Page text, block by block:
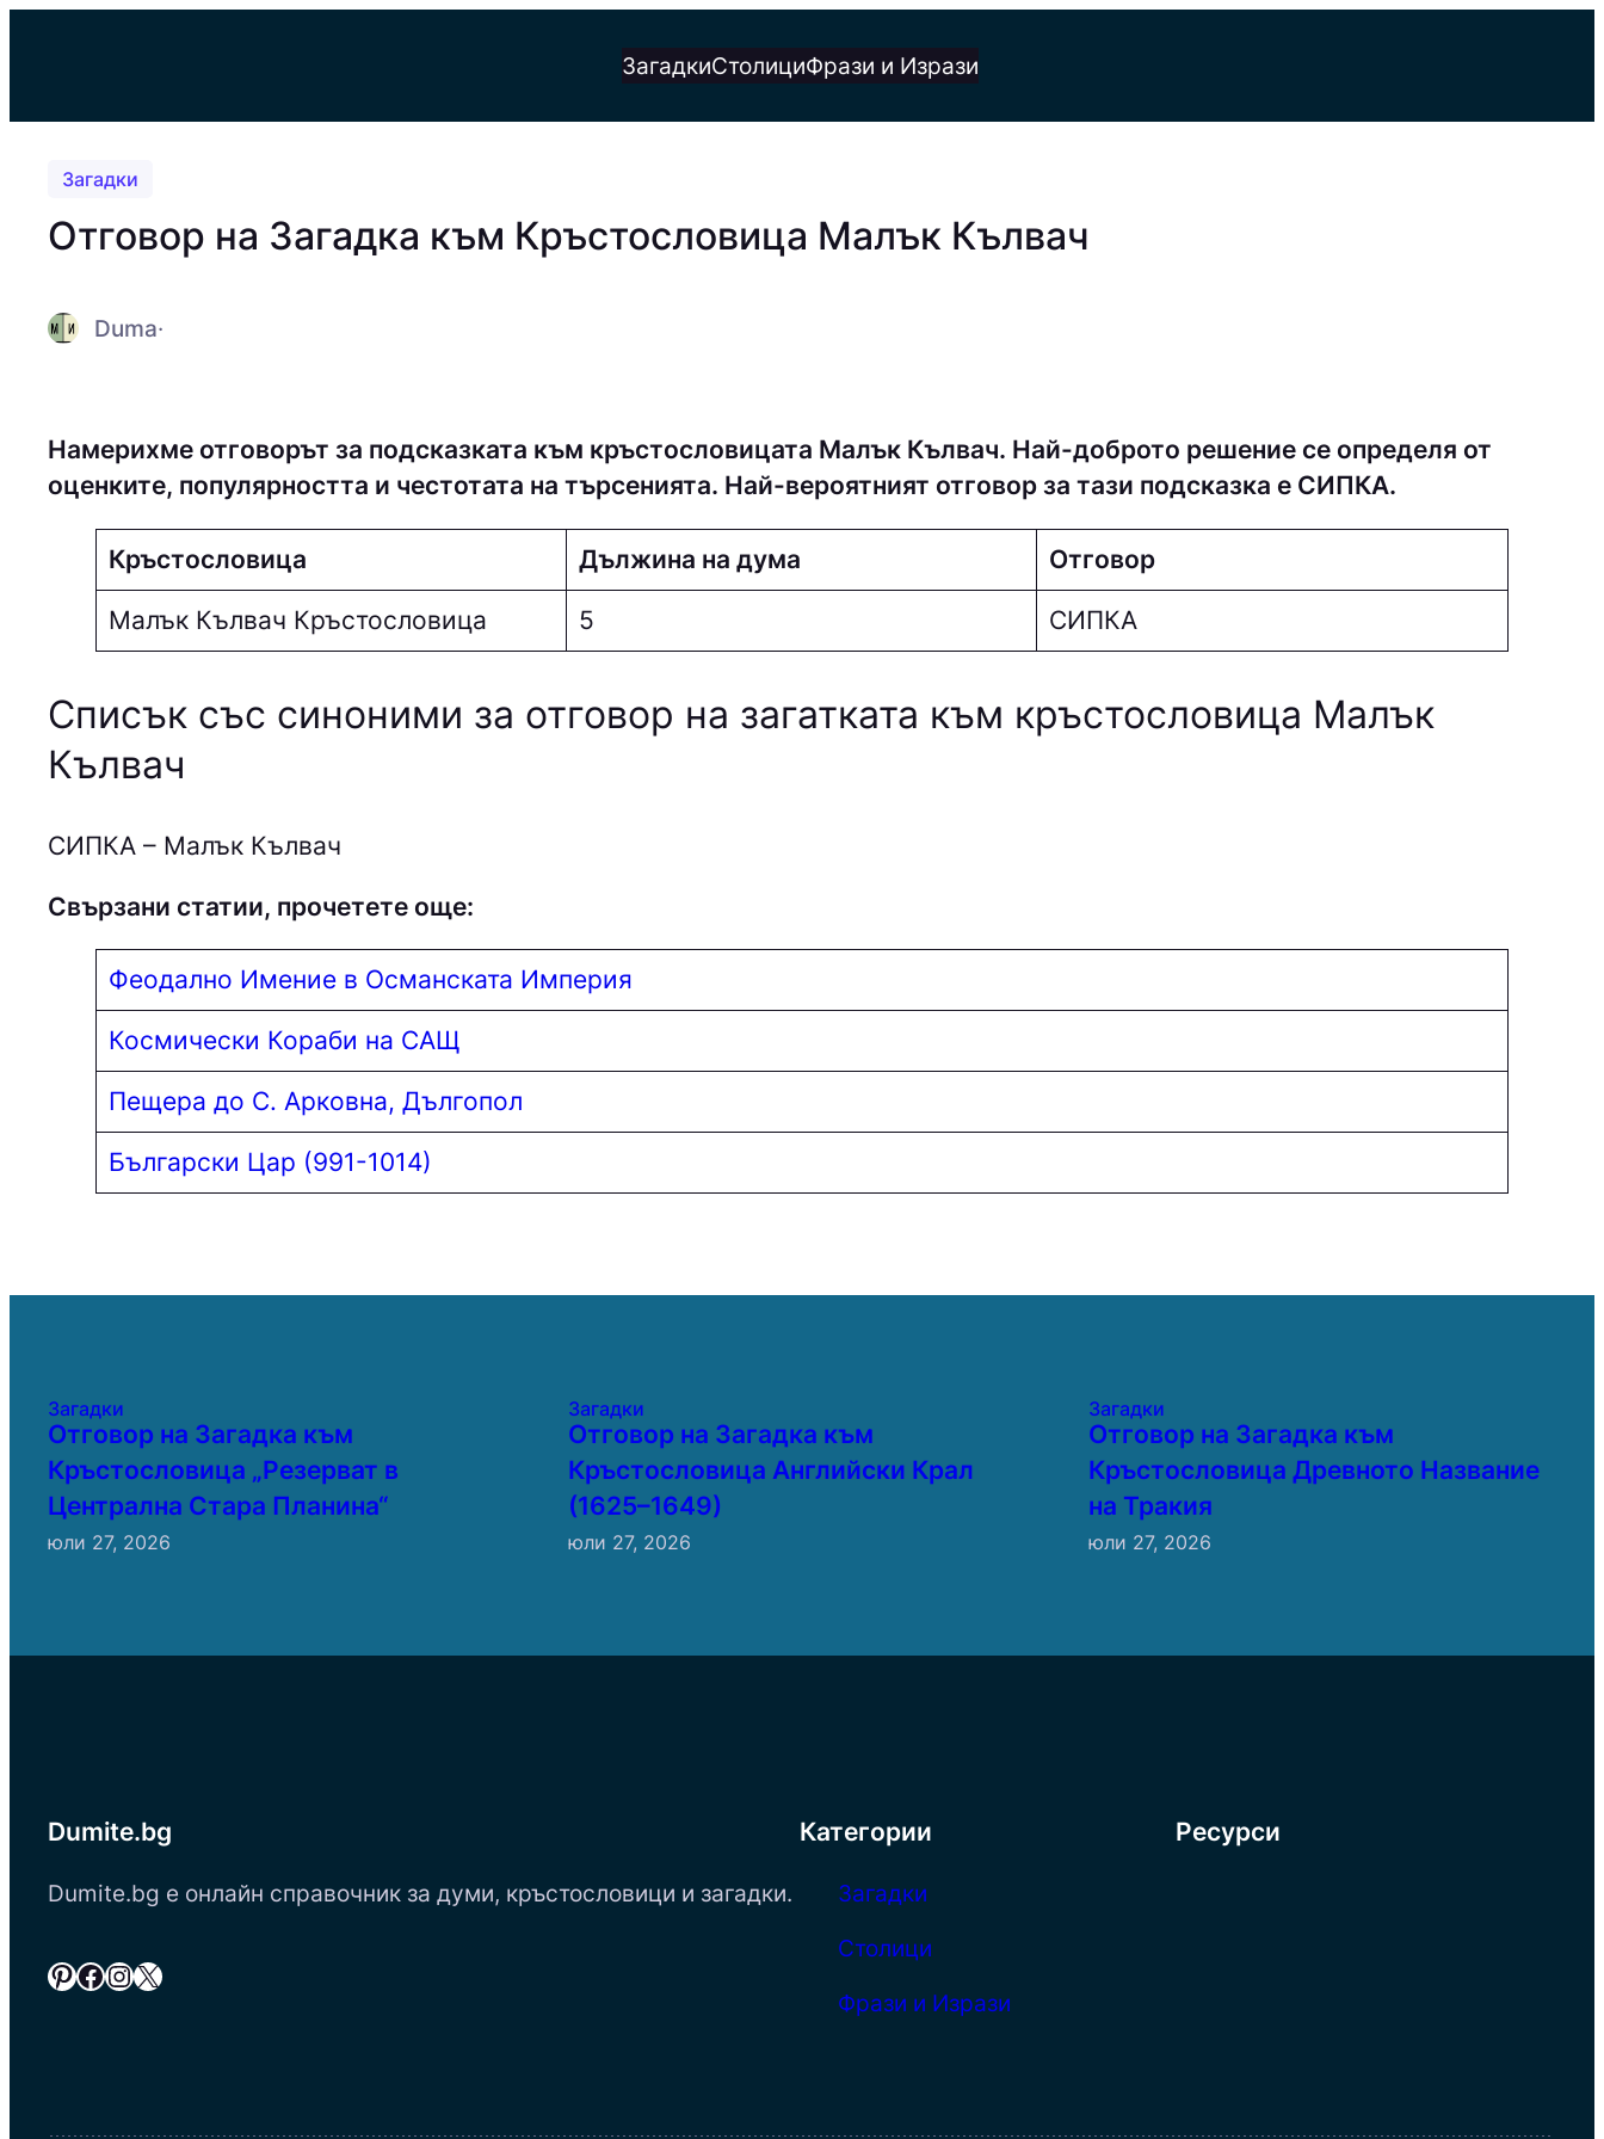
ЗагадкиСтолициФрази и Изрази
Загадки
Отговор на Загадка към Кръстословица Малък Кълвач
Duma·
Намерихме отговорът за подсказката към кръстословицата Малък Кълвач. Най-доброто решение се определя от
оценките, популярността и честотата на търсенията. Най-вероятният отговор за тази подсказка е СИПКА.
Кръстословица Дължина на дума Отговор
Малък Кълвач Кръстословица 5 СИПКА
Списък със синоними за отговор на загатката към кръстословица Малък
Кълвач
СИПКА – Малък Кълвач
Свързани статии, прочетете още:
Феодално Имение в Османската Империя
Космически Кораби на САЩ
Пещера до С. Арковна, Дългопол
Български Цар (991-1014)
Загадки
Отговор на Загадка към
Кръстословица „Резерват в
Централна Стара Планина“
юли 27, 2026
Загадки
Отговор на Загадка към
Кръстословица Английски Крал
(1625–1649)
юли 27, 2026
Загадки
Отговор на Загадка към
Кръстословица Древното Название
на Тракия
юли 27, 2026
Dumite.bg
Dumite.bg е онлайн справочник за думи, кръстословици и загадки.
Pinterest Facebook InstagramX
Категории
Загадки
Столици
Фрази и Изрази
Ресурси